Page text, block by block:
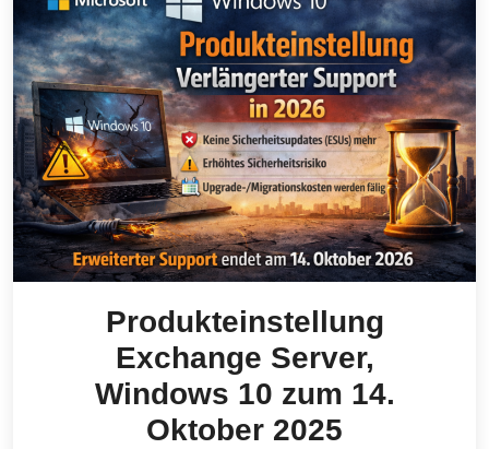
2026
Neue Partner, neue
Visionen, neue Ziele
Produkteinstellung
Exchange Server,
Windows 10 zum 14.
Oktober 2025